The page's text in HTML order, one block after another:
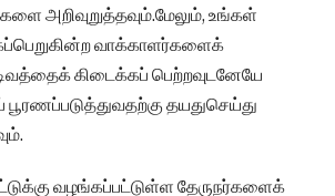
அறிவுறுத்தவும்.மேலும், உங்கள்
வாக்காளர்களைக்
கிடைக்கப் பெற்றவுடனேயே
தயதுசெய்து
வழங்கப்பட்டுள்ள தேருநர்களைக்